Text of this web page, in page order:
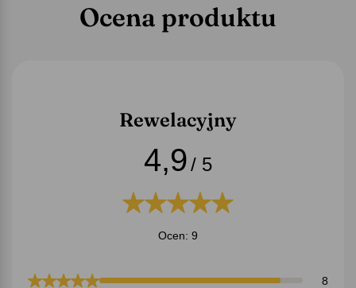
Ocena produktu
Rewelacyjny
4,9/ 5
Ocen: 9
8